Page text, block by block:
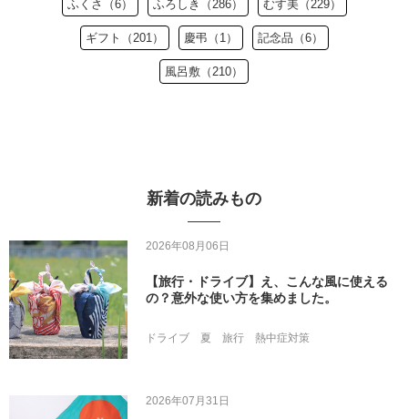
ふくさ（6） ふろしき（286） むす美（229）
ギフト（201） 慶弔（1） 記念品（6）
風呂敷（210）
新着の読みもの
2026年08月06日
【旅行・ドライブ】え、こんな風に使える
の？意外な使い方を集めました。
ドライブ 夏 旅行 熱中症対策
2026年07月31日